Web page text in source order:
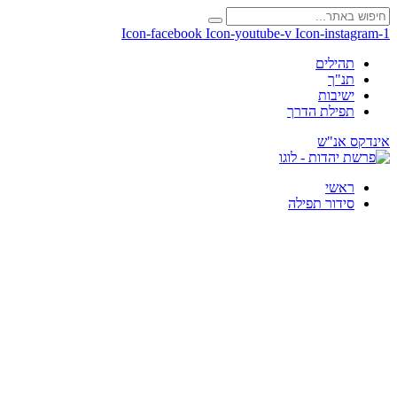
Icon-facebook Icon-youtube-v Icon-instagram-1
תהילים
תנ"ך
ישיבות
תפילת הדרך
אינדקס אנ"ש
ראשי
סידור תפילה